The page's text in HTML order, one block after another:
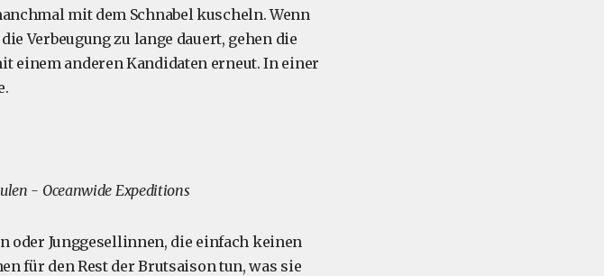
mit dem Schnabel kuscheln. Wenn
Verbeugung zu lange dauert, gehen die
einem anderen Kandidaten erneut. In einer
- Oceanwide Expeditions
oder Junggesellinnen, die einfach keinen
für den Rest der Brutsaison tun, was sie